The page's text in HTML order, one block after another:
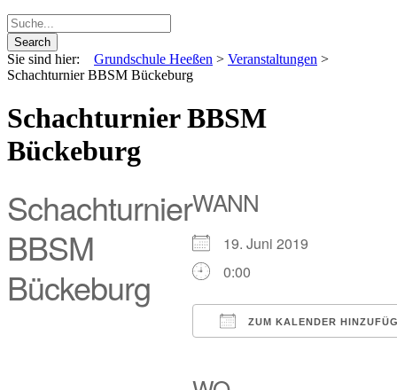
Sie sind hier: Grundschule Heeßen > Veranstaltungen >
Schachturnier BBSM Bückeburg
Schachturnier BBSM
Bückeburg
Schachturnier
BBSM
Bückeburg
WANN
19. Juni 2019
0:00
ZUM KALENDER